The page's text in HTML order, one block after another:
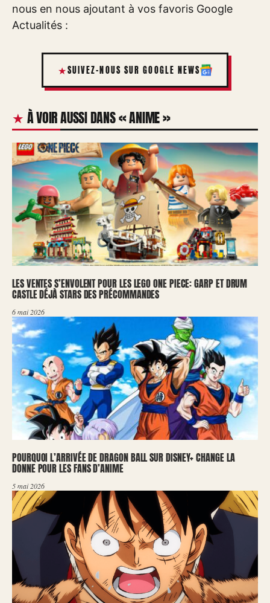
nous en nous ajoutant à vos favoris Google
Actualités :
SUIVEZ-NOUS SUR GOOGLE NEWS
À VOIR AUSSI DANS « ANIME »
LES VENTES S’ENVOLENT POUR LES LEGO ONE PIECE: GARP ET DRUM
CASTLE DÉJÀ STARS DES PRÉCOMMANDES
6 mai 2026
POURQUOI L’ARRIVÉE DE DRAGON BALL SUR DISNEY+ CHANGE LA
DONNE POUR LES FANS D’ANIME
5 mai 2026